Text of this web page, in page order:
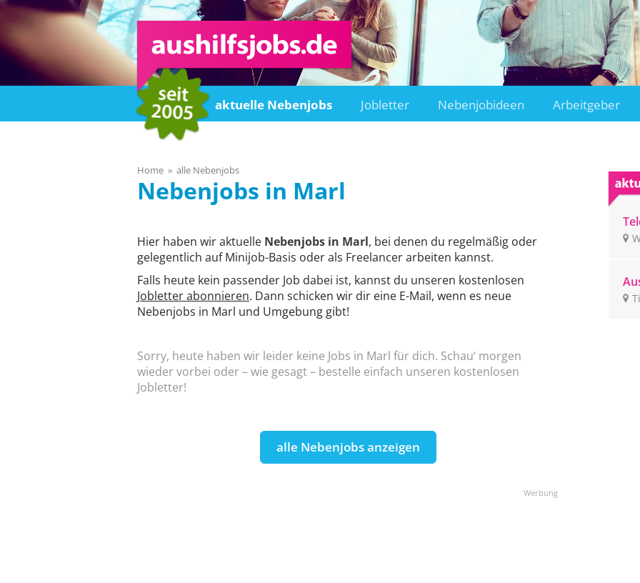
Home aktuelle Nebenjobs Jobletter Nebenjobideen Arbeitgeber
Home alle Nebenjobs
Marl
Hier haben wir aktuelle Nebenjobs in Marl, bei denen du regelmäßig oder
gelegentlich auf Minijob-Basis oder als Freelancer arbeiten kannst.
Falls heute kein passender Job dabei ist, kannst du unseren kostenlosen
Jobletter abonnieren. Dann schicken wir dir eine E-Mail, wenn es neue
Nebenjobs in Marl und Umgebung gibt!
Sorry, heute haben wir leider keine Jobs in Marl für dich. Schau‘ morgen
wieder vorbei oder – wie gesagt – bestelle einfach unseren kostenlosen
Jobletter!
alle Nebenjobs anzeigen